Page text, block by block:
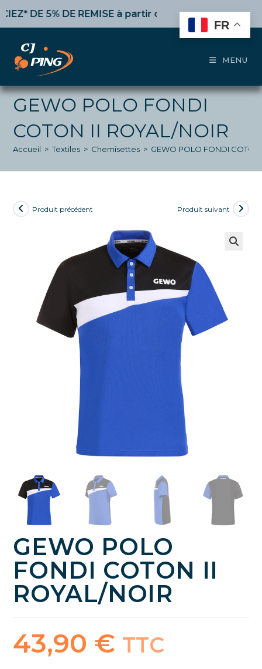
5% DE REMISEà partir de 50€ d’achat,10%dès
MENU
GEWO POLO FONDI
COTON II ROYAL/NOIR
Accueil > Textiles > Chemisettes > GEWO POLO FONDI COTON
Produit précédent Produit suivant
GEWO POLO
FONDI COTON II
ROYAL/NOIR
43,90 € TTC
FR